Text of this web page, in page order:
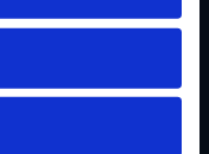
Dance